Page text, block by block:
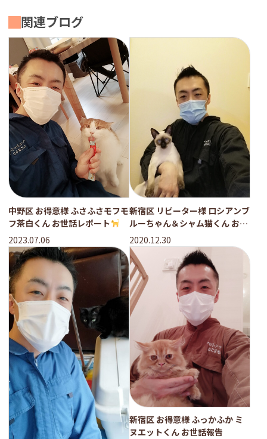
関連ブログ
中野区 お得意様 ふさふさモフモ
フ茶白くん お世話レポート
2023.07.06
新宿区 リピーター様 ロシアンブ
ルーちゃん＆シャム猫くん お世
話報告
2020.12.30
新宿区 お得意様 ふっかふか ミ
ヌエットくん お世話報告